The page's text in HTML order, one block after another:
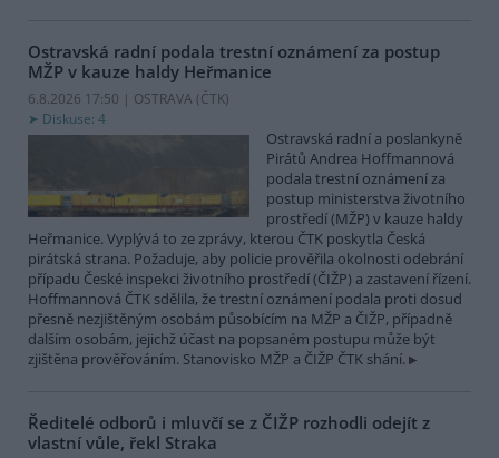
Ostravská radní podala trestní oznámení za postup
MŽP v kauze haldy Heřmanice
6.8.2026 17:50 | OSTRAVA (ČTK)
Diskuse: 4
Ostravská radní a poslankyně
Pirátů Andrea Hoffmannová
podala trestní oznámení za
postup ministerstva životního
prostředí (MŽP) v kauze haldy
Heřmanice. Vyplývá to ze zprávy, kterou ČTK poskytla Česká
pirátská strana. Požaduje, aby policie prověřila okolnosti odebrání
případu České inspekci životního prostředí (ČIŽP) a zastavení řízení.
Hoffmannová ČTK sdělila, že trestní oznámení podala proti dosud
přesně nezjištěným osobám působícím na MŽP a ČIŽP, případně
dalším osobám, jejichž účast na popsaném postupu může být
zjištěna prověřováním. Stanovisko MŽP a ČIŽP ČTK shání.
Ředitelé odborů i mluvčí se z ČIŽP rozhodli odejít z
vlastní vůle, řekl Straka